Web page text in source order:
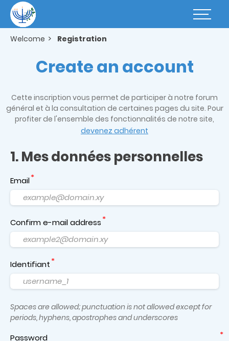
main
content
Basculer
Welcome Registration
Create an account
Cette inscription vous permet de participer à notre forum
général et à la consultation de certaines pages du site. Pour
profiter de l'ensemble des fonctionnalités de notre site,
devenez adhérent
1. Mes données personnelles
Email
Confirm e-mail address
Identifiant
Spaces are allowed; punctuation is not allowed except for
periods, hyphens, apostrophes and underscores
Password